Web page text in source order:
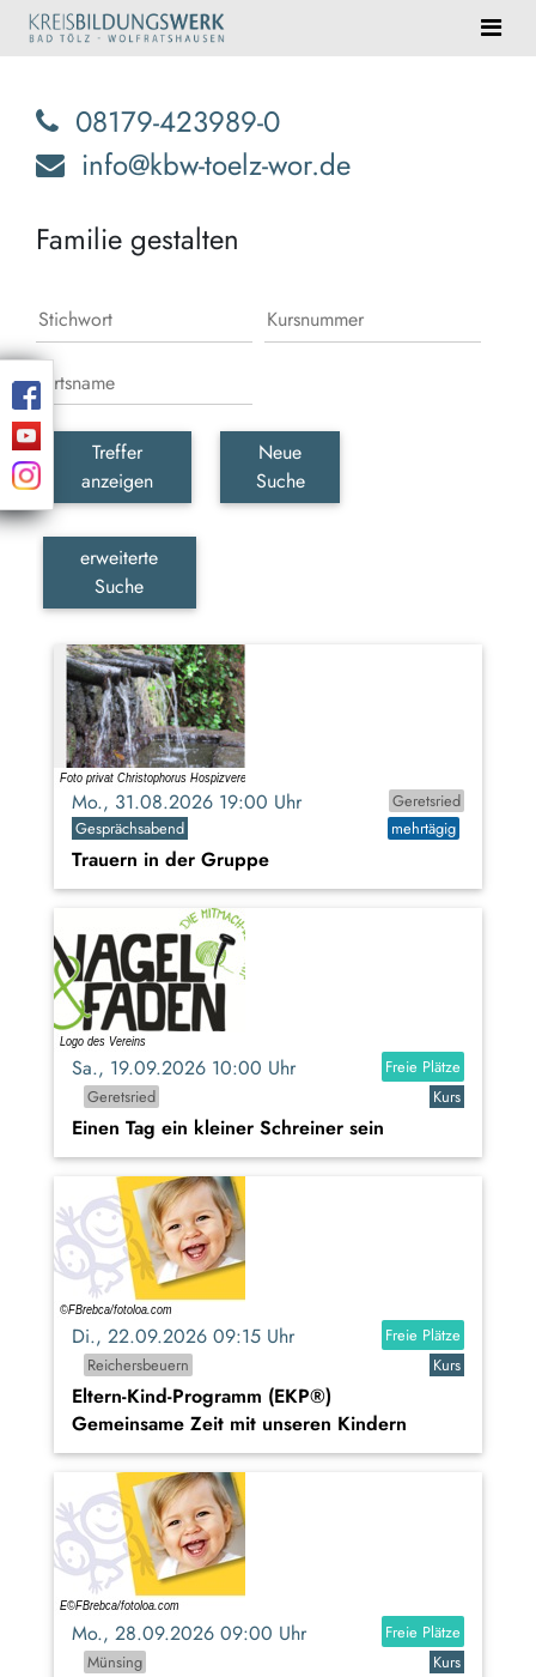
08179-423989-0
info@kbw-toelz-wor.de
Familie gestalten
Treffer
anzeigen
Neue
Suche
erweiterte
Suche
Mo., 31.08.2026 19:00 Uhr
Geretsried
Gesprächsabend
mehrtägig
Trauern in der Gruppe
Sa., 19.09.2026 10:00 Uhr
Freie Plätze
Geretsried
Kurs
Einen Tag ein kleiner Schreiner sein
Di., 22.09.2026 09:15 Uhr
Freie Plätze
Reichersbeuern
Kurs
Eltern-Kind-Programm (EKP®)
Gemeinsame Zeit mit unseren Kindern
Mo., 28.09.2026 09:00 Uhr
Freie Plätze
Münsing
Kurs